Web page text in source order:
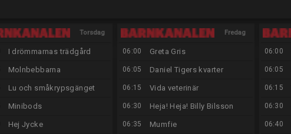
Torsdag
13/8
I drömmarnas trädgård
Molnbebbarna
Lu och småkrypsgänget
Minibods
Hej Jycke
Fredag
06:00 Greta Gris
06:05 Daniel Tigers kvarter
06:15 Vida veterinär
06:30 Heja! Heja! Billy Bilsson
06:35 Mumfie
06:00
06:05
06:15
06:30
06:40